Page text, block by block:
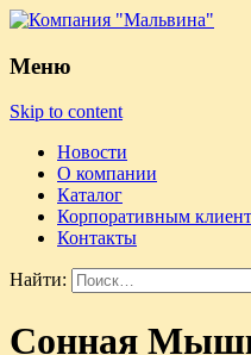
Меню
Skip to content
Новости
О компании
Каталог
Корпоративным
Контакты
Найти:
Сонная